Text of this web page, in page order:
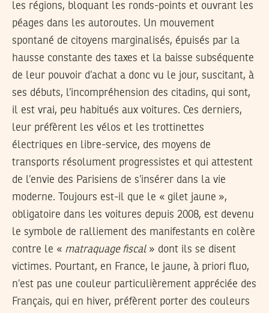
les régions, bloquant les ronds-points et ouvrant les
péages dans les autoroutes. Un mouvement
spontané de citoyens marginalisés, épuisés par la
hausse constante des taxes et la baisse subséquente
de leur pouvoir d’achat a donc vu le jour, suscitant, à
ses débuts, l’incompréhension des citadins, qui sont,
il est vrai, peu habitués aux voitures. Ces derniers,
leur préfèrent les vélos et les trottinettes
électriques en libre-service, des moyens de
transports résolument progressistes et qui attestent
de l’envie des Parisiens de s’insérer dans la vie
moderne. Toujours est-il que le « gilet jaune »,
obligatoire dans les voitures depuis 2008, est devenu
le symbole de ralliement des manifestants en colère
contre le « matraquage fiscal » dont ils se disent
victimes. Pourtant, en France, le jaune, à priori fluo,
n’est pas une couleur particulièrement appréciée des
Français, qui en hiver, préfèrent porter des couleurs